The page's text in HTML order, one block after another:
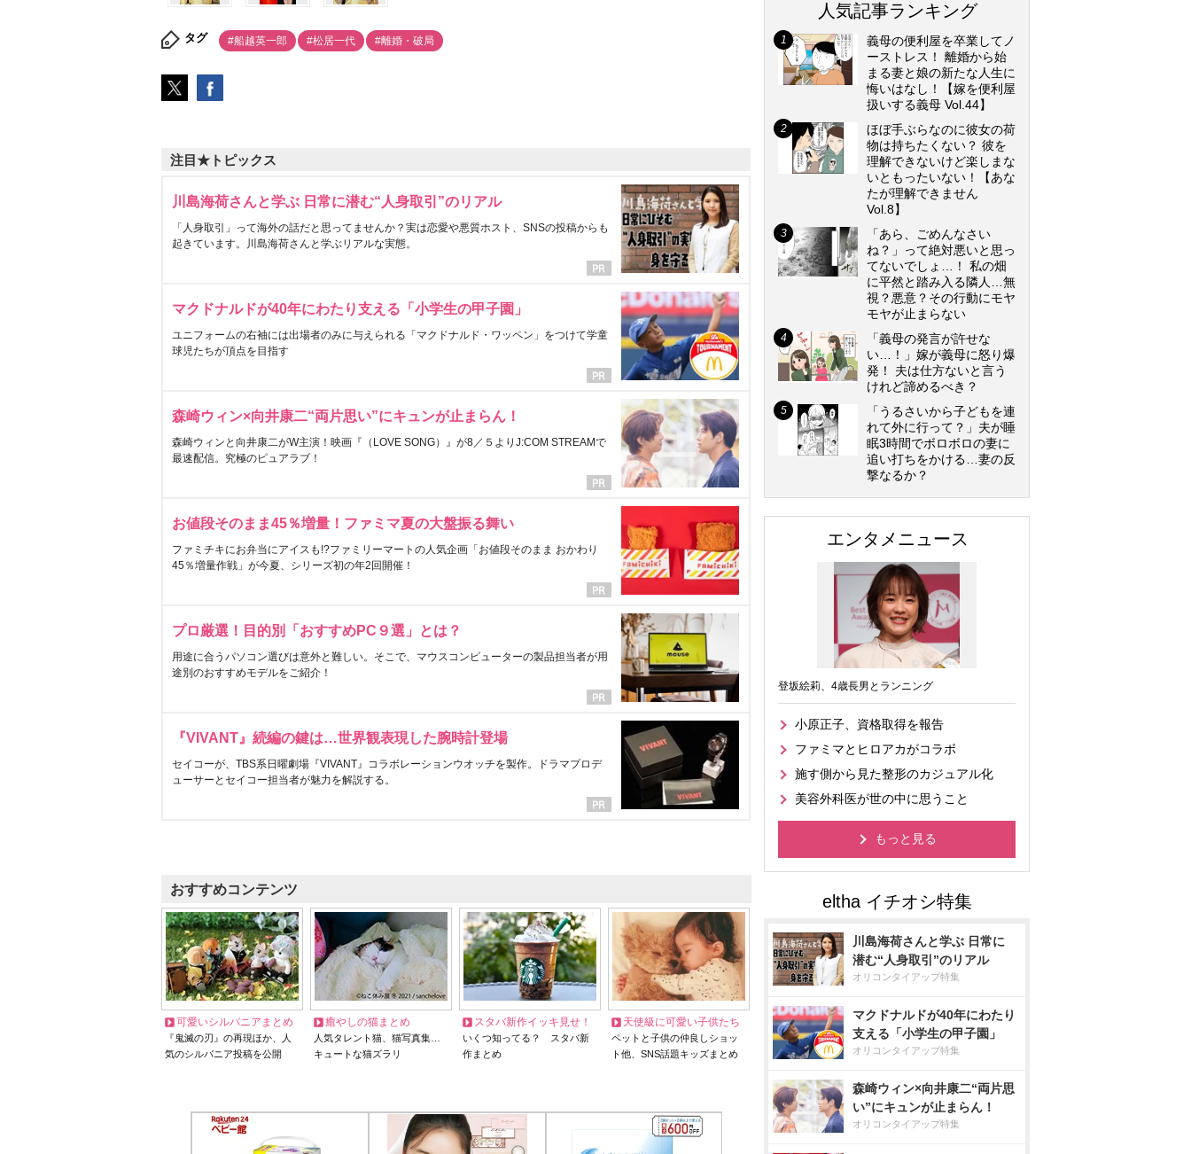
タグ #船越英一郎 #松居一代 #離婚・破局
注目★トピックス
川島海荷さんと学ぶ 日常に潜む“人身取引”のリアル
「人身取引」って海外の話だと思ってませんか？実は恋愛や悪質ホスト、SNSの投稿からも
起きています。川島海荷さんと学ぶリアルな実態。
マクドナルドが40年にわたり支える「小学生の甲子園」
ユニフォームの右袖には出場者のみに与えられる「マクドナルド・ワッペン」をつけて学童
球児たちが頂点を目指す
森崎ウィン×向井康二“両片思い”にキュンが止まらん！
森崎ウィンと向井康二がW主演！映画『（LOVE SONG）』が8／５よりJ:COM STREAMで
最速配信。究極のピュアラブ！
お値段そのまま45％増量！ファミマ夏の大盤振る舞い
ファミチキにお弁当にアイスも!?ファミリーマートの人気企画「お値段そのまま おかわり
45％増量作戦」が今夏、シリーズ初の年2回開催！
プロ厳選！目的別「おすすめPC９選」とは？
用途に合うパソコン選びは意外と難しい。そこで、マウスコンピューターの製品担当者が用
途別のおすすめモデルをご紹介！
『VIVANT』続編の鍵は…世界観表現した腕時計登場
セイコーが、TBS系日曜劇場『VIVANT』コラボレーションウオッチを製作。ドラマプロデ
ューサーとセイコー担当者が魅力を解説する。
おすすめコンテンツ
可愛いシルバニアまとめ
『鬼滅の刃』の再現ほか、人
気のシルバニア投稿を公開
癒やしの猫まとめ
人気タレント猫、猫写真集…
キュートな猫ズラリ
スタバ新作イッキ見せ！
いくつ知ってる？ スタバ新
作まとめ
天使級に可愛い子供たち
ペットと子供の仲良しショッ
ト他、SNS話題キッズまとめ
人気記事ランキング
義母の便利屋を卒業してノ
ーストレス！ 離婚から始
まる妻と娘の新たな人生に
悔いはなし！【嫁を便利屋
扱いする義母 Vol.44】
ほぼ手ぶらなのに彼女の荷
物は持ちたくない？ 彼を
理解できないけど楽しまな
いともったいない！【あな
たが理解できません
Vol.8】
「あら、ごめんなさい
ね？」って絶対悪いと思っ
てないでしょ…！ 私の畑
に平然と踏み入る隣人…無
視？悪意？その行動にモヤ
モヤが止まらない
「義母の発言が許せな
い…！」嫁が義母に怒り爆
発！ 夫は仕方ないと言う
けれど諦めるべき？
「うるさいから子どもを連
れて外に行って？」夫が睡
眠3時間でボロボロの妻に
追い打ちをかける…妻の反
撃なるか？
エンタメニュース
登坂絵莉、4歳長男とランニング
小原正子、資格取得を報告
ファミマとヒロアカがコラボ
施す側から見た整形のカジュアル化
美容外科医が世の中に思うこと
もっと見る
川島海荷さんと学ぶ 日常に
潜む“人身取引”のリアル
オリコンタイアップ特集
マクドナルドが40年にわたり
支える「小学生の甲子園」
オリコンタイアップ特集
森崎ウィン×向井康二“両片思
い”にキュンが止まらん！
オリコンタイアップ特集